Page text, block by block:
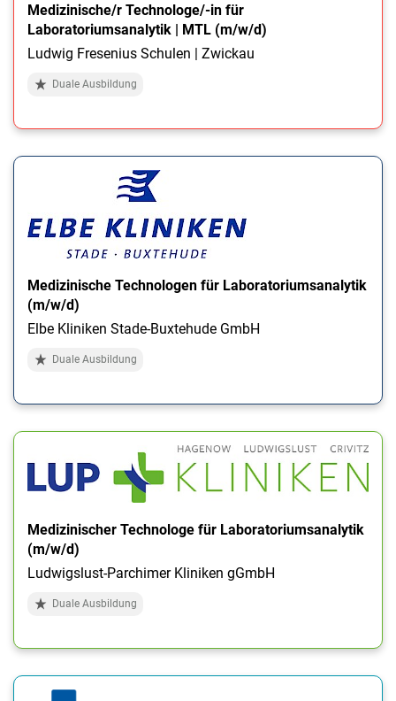
Medizinische/r Technologe/-in für
Laboratoriumsanalytik | MTL (m/w/d)
Ludwig Fresenius Schulen | Zwickau
Duale Ausbildung
Medizinische Technologen für Laboratoriumsanalytik
(m/w/d)
Elbe Kliniken Stade-Buxtehude GmbH
Duale Ausbildung
Medizinischer Technologe für Laboratoriumsanalytik
(m/w/d)
Ludwigslust-Parchimer Kliniken gGmbH
Duale Ausbildung